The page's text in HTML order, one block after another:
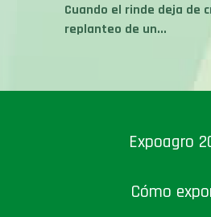
Cuando el rinde deja de
replanteo de un...
Expoagro
Cómo